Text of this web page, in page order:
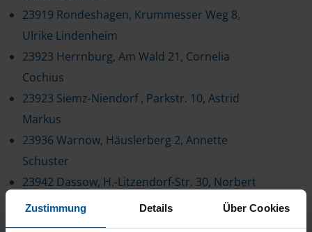
Zustimmung Details Über Cookies
23919 Rondeshagen, Krummesser Weg 8,
Ulrike Lindenheim
23923 Herrnburg, Am Wald 21, Cornelia
Cochius
23923 Siemz-Niendorf , Parkstr. 10, Astrid
Markus
23936 Warnow, Häuslerberg 2, Annette
Schuster
23942 Dassow, H.-Litzendorf-Str. 30, Norbert
Krüger
23948 Klütz, R.-Breitscheid-Str. 13, Aenne